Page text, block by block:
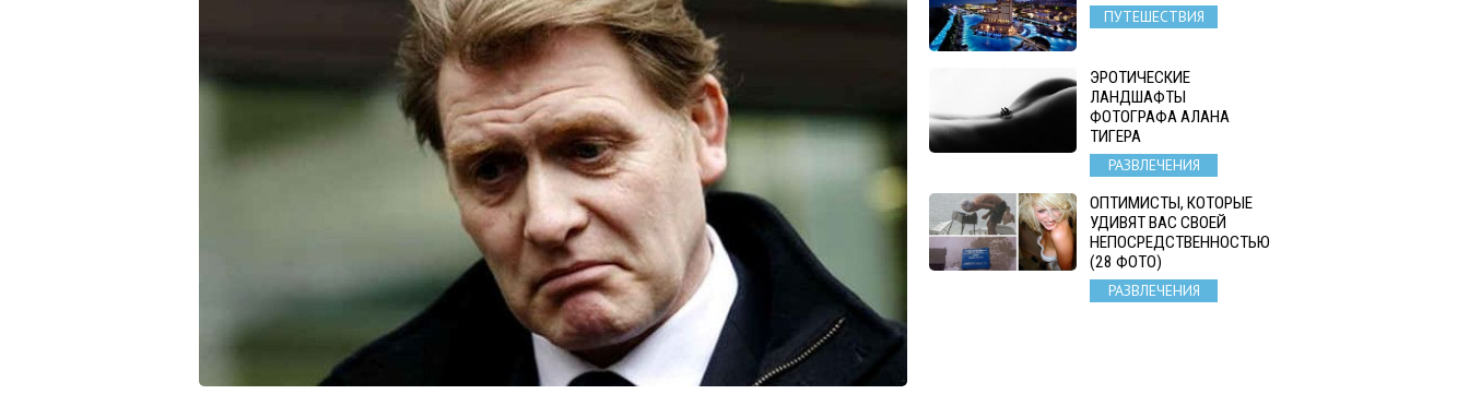
ПУТЕШЕСТВИЯ
ЭРОТИЧЕСКИЕ
ЛАНДШАФТЫ
ФОТОГРАФА АЛАНА
ТИГЕРА
РАЗВЛЕЧЕНИЯ
ОПТИМИСТЫ, КОТОРЫЕ
УДИВЯТ ВАС СВОЕЙ
НЕПОСРЕДСТВЕННОСТЬЮ
(28 ФОТО)
РАЗВЛЕЧЕНИЯ